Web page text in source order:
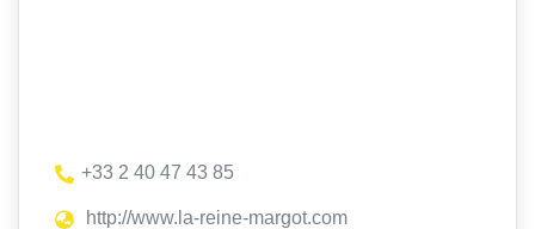
+33 2 40 47 43 85
http://www.la-reine-margot.com